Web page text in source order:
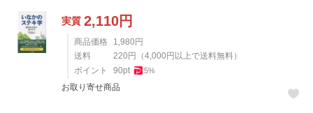
実質 2,110円
商品価格 1,980 円
送料
220 円 （4,000 円以上で送料無料）
ポイント
90pt 5%
お取り寄せ商品